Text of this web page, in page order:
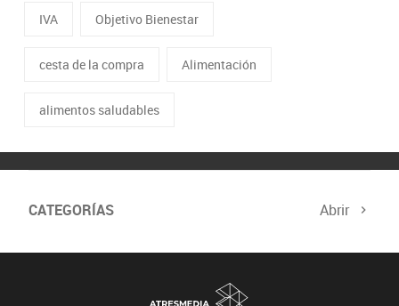
IVA Objetivo Bienestar
cesta de la compra Alimentación
alimentos saludables
CATEGORÍAS Abrir